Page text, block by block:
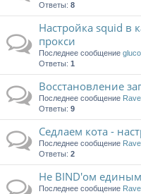
Ответы: 8
Настройка squid в
прокси
Последнее сообщение
Ответы: 1
Восстановление
Последнее сообщение
Ответы: 9
Седлаем кота -
Последнее сообщение
Ответы: 2
Не BIND'ом
Последнее сообщение